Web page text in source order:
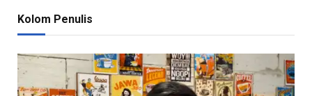
Kolom Penulis